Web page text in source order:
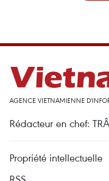
AGENCE VIETNAMIENNE
Rédacteur en chef:
Propriété intellectuelle